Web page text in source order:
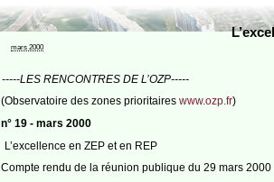
mars 2000
-----LES RENCONTRES DE L’OZP-----
(Observatoire des zones prioritaires www.ozp.fr)
n° 19 - mars 2000
L’excellence en ZEP et en REP
Compte rendu de la réunion publique du 29 mars 2000